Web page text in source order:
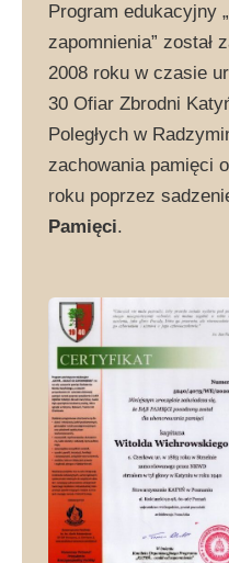
Program edukacyjny
zapomnienia” został
2008 roku w czasie
30 Ofiar Zbrodni
Poległych w
zachowania pamięci
roku poprzez
Pamięci.